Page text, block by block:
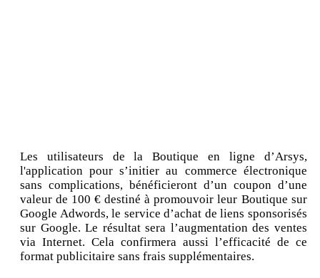
Les utilisateurs de la Boutique en ligne d’Arsys,
l'application pour s’initier au commerce électronique
sans complications, bénéficieront d’un coupon d’une
valeur de 100 € destiné à promouvoir leur Boutique sur
Google Adwords, le service d’achat de liens sponsorisés
sur Google. Le résultat sera l’augmentation des ventes
via Internet. Cela confirmera aussi l’efficacité de ce
format publicitaire sans frais supplémentaires.